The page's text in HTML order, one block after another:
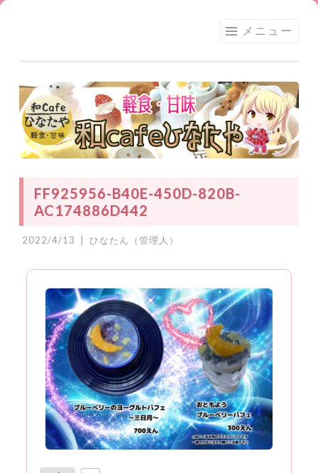
ン
ツ
へ
ス
キ
ッ
ひな
たや
メニュー
FF925956-B40E-450D-820B-
AC174886D442
2022/4/13 ひなたん（管理人）